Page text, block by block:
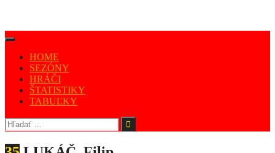
HOME
SEZÓNY
HRÁČI
ŠTATISTIKY
TABUĽKY